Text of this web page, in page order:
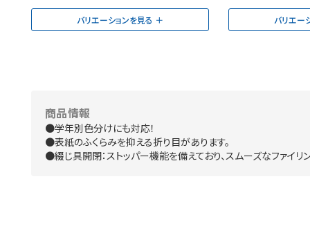
バリエーションを見る バリエー
商品情報
●学年別色分けにも対応！
●表紙のふくらみを抑える折り目があります。
●綴じ具開閉：ストッパー機能を備えており、スムーズなファイ